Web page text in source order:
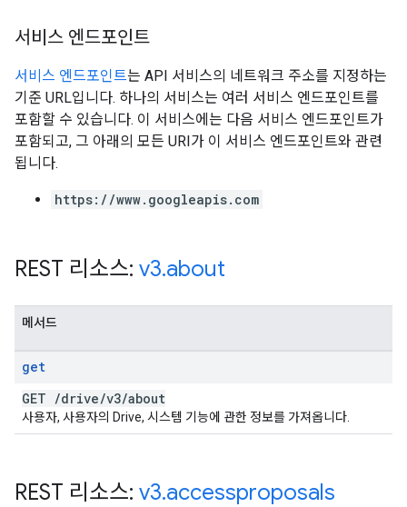
서비스 엔드포인트
서비스 엔드포인트는 API 서비스의 네트워크 주소를 지정하는
기준 URL입니다. 하나의 서비스는 여러 서비스 엔드포인트를
포함할 수 있습니다. 이 서비스에는 다음 서비스 엔드포인트가
포함되고, 그 아래의 모든 URI가 이 서비스 엔드포인트와 관련
됩니다.
https://www.googleapis.com
REST 리소스: v3.about
메서드
get
GET /drive/v3/about
사용자, 사용자의 Drive, 시스템 기능에 관한 정보를 가져옵니다.
REST 리소스: v3.accessproposals